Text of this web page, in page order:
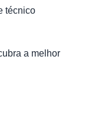
técnico
a melhor